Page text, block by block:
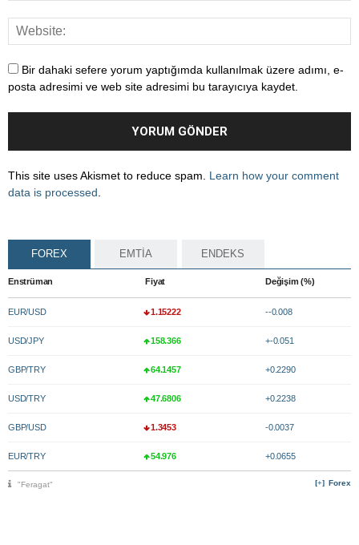
Bir dahaki sefere yorum yaptığımda kullanılmak üzere adımı, e-
posta adresimi ve web site adresimi bu tarayıcıya kaydet.
This site uses Akismet to reduce spam. Learn how your comment
data is processed
FOREX EMTİA ENDEKS
Enstrüman Fiyat Değişim (%)
EUR/USD 1.15222 --0.008
USD/JPY 158.366 +-0.051
GBP/TRY 64.1457 +0.2290
USD/TRY 47.6806 +0.2238
GBP/USD 1.3453 -0.0037
EUR/TRY 54.976 +0.0655
Forex
"Feragat"